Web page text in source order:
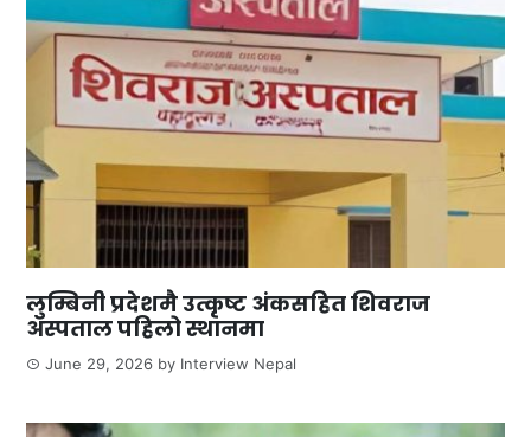
लुम्बिनी प्रदेशमै उत्कृष्ट अंकसहित शिवराज
अस्पताल पहिलो स्थानमा
June 29, 2026 by Interview Nepal